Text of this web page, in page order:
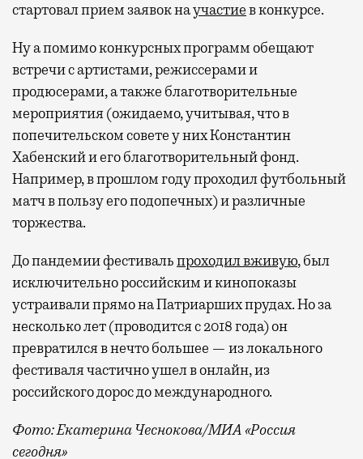
стартовал прием заявок научастиев конкурсе.
Ну а помимо конкурсных программ обещают
встречи с артистами, режиссерами и
продюсерами, а также благотворительные
мероприятия (ожидаемо, учитывая, что в
попечительском совете у них Константин
Хабенский и его благотворительный фонд.
Например, в прошлом году проходил футбольный
матч в пользу его подопечных) и различные
торжества.
До пандемии фестивальпроходил вживую, был
исключительно российским и кинопоказы
устраивали прямо на Патриарших прудах. Но за
несколько лет (проводится с 2018 года) он
превратился в нечто большее — из локального
фестиваля частично ушел в онлайн, из
российского дорос до международного.
Фото: Екатерина Чеснокова/МИА «Россия
сегодня»